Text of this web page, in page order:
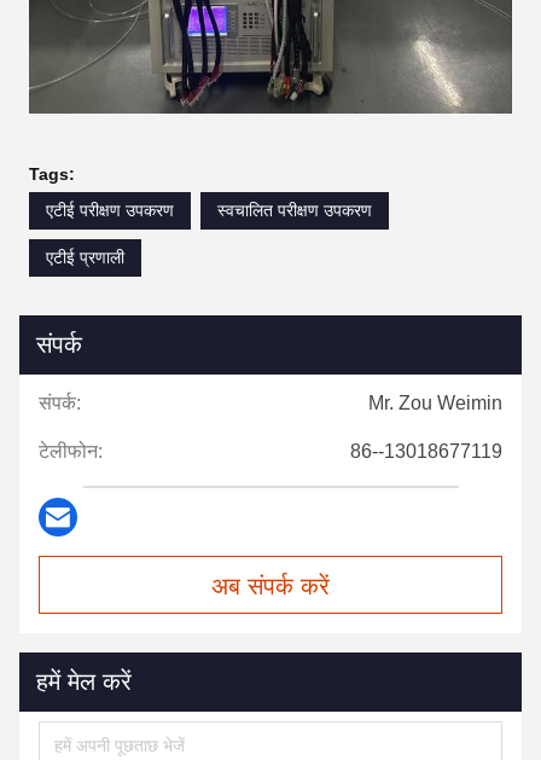
Tags:
एटीई परीक्षण उपकरण
स्वचालित परीक्षण उपकरण
एटीई प्रणाली
संपर्क
संपर्क: Mr. Zou Weimin
टेलीफोन: 86--13018677119
अब संपर्क करें
हमें मेल करें